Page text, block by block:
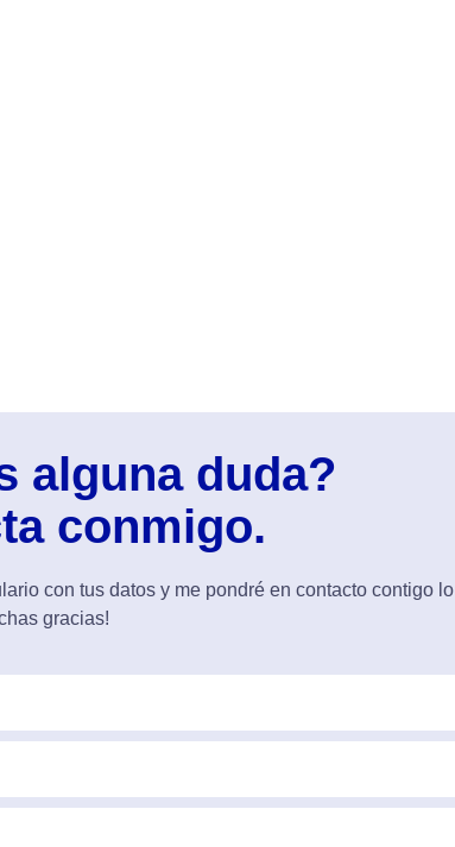
alguna duda?
conmigo.
con tus datos y me pondré en contacto contigo lo
gracias!